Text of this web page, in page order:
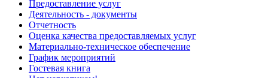
Предоставление услуг
Деятельность - документы
Отчетность
Оценка качества предоставляемых услуг
Материально-техническое обеспечение
График мероприятий
Гостевая книга